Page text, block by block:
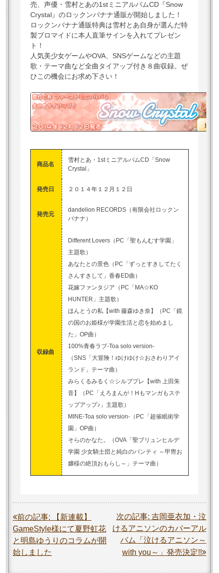
売、声優・雪村とあの1stミニアルバムCD『Snow
Crystal』のロックンバナナ通販が開始しました！
ロックンバナナ通販特典は雪村とあ自身が選んだ特
製ブロマイドに本人直筆サインを入れてプレゼン
ト！
人気美少女ゲームやOVA、SNSゲームなどの主題
歌・テーマ曲など全曲タイアップ付き８曲収録。ぜ
ひこの機会にお求め下さい！
商品名
雪村とあ・1stミニアルバムCD「Snow
Crystal」
発売日 ２０１４年１２月１２日
発売元
dandelion RECORDS（有限会社ロックン
バナナ）
収録曲
Different Lovers（PC「聖もんむす学園」
主題歌）
あなたとの景色（PC「ずっとすきしてたく
さんすきして」香春ED曲）
花嫁ファンタジア（PC「MA☆KO
HUNTER」主題歌）
ほんとうの私【with 藤森ゆき奈】（PC「鏡
の国のお姫様が学園生活と恋を始めまし
た」OP曲）
100%青春ラブ-Toa solo version-
（SNS「大冒険！ゆけゆけ☆おさわりアイ
ランド」テーマ曲）
みらくるみるく☆シルブプレ【with 上田朱
音】（PC「えろまんが！Hもマンガもステ
ップアップ♪」主題歌）
MINE-Toa solo version-（PC「超催眠術学
園」OP曲）
そらのかなた。（OVA「聖ブリュンヒルデ
学園 少女騎士団と純白のパンティ ～甲冑お
嬢様の絶頂おもらし～」テーマ曲）
投
稿
ナ
ビ
前の記事: 【新連載】
GameStyle様にて夏野虹花
と明島ゆうりのコラムが開
始しました
次の記事: 吉岡亜衣加・泣
けるアニソンのカバーアル
バム「泣けるアニソン～
with you～」発売決定!!